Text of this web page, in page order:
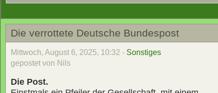
Die verrottete Deutsche Bundespost
Mittwoch, August 6, 2025, 10:32 - Sonstiges
gepostet von Nils
Die Post.